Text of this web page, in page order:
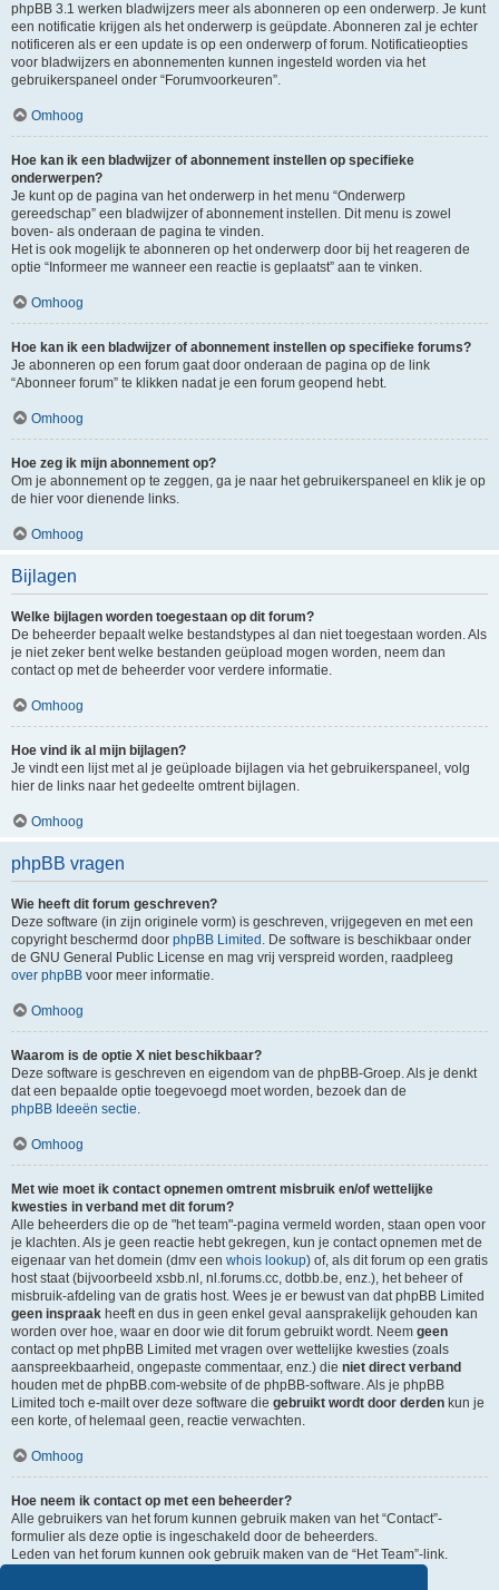
phpBB 3.1 werken bladwijzers meer als abonneren op een onderwerp. Je kunt
een notificatie krijgen als het onderwerp is geüpdate. Abonneren zal je echter
notificeren als er een update is op een onderwerp of forum. Notificatieopties
voor bladwijzers en abonnementen kunnen ingesteld worden via het
gebruikerspaneel onder “Forumvoorkeuren”.
Omhoog
Hoe kan ik een bladwijzer of abonnement instellen op specifieke
onderwerpen?
Je kunt op de pagina van het onderwerp in het menu “Onderwerp
gereedschap” een bladwijzer of abonnement instellen. Dit menu is zowel
boven- als onderaan de pagina te vinden.
Het is ook mogelijk te abonneren op het onderwerp door bij het reageren de
optie “Informeer me wanneer een reactie is geplaatst” aan te vinken.
Omhoog
Hoe kan ik een bladwijzer of abonnement instellen op specifieke forums?
Je abonneren op een forum gaat door onderaan de pagina op de link
“Abonneer forum” te klikken nadat je een forum geopend hebt.
Omhoog
Hoe zeg ik mijn abonnement op?
Om je abonnement op te zeggen, ga je naar het gebruikerspaneel en klik je op
de hier voor dienende links.
Omhoog
Bijlagen
Welke bijlagen worden toegestaan op dit forum?
De beheerder bepaalt welke bestandstypes al dan niet toegestaan worden. Als
je niet zeker bent welke bestanden geüpload mogen worden, neem dan
contact op met de beheerder voor verdere informatie.
Omhoog
Hoe vind ik al mijn bijlagen?
Je vindt een lijst met al je geüploade bijlagen via het gebruikerspaneel, volg
hier de links naar het gedeelte omtrent bijlagen.
Omhoog
phpBB vragen
Wie heeft dit forum geschreven?
Deze software (in zijn originele vorm) is geschreven, vrijgegeven en met een
copyright beschermd door phpBB Limited . De software is beschikbaar onder
de GNU General Public License en mag vrij verspreid worden, raadpleeg
over phpBB voor meer informatie.
Omhoog
Waarom is de optie X niet beschikbaar?
Deze software is geschreven en eigendom van de phpBB-Groep. Als je denkt
dat een bepaalde optie toegevoegd moet worden, bezoek dan de
phpBB Ideeën sectie.
Omhoog
Met wie moet ik contact opnemen omtrent misbruik en/of wettelijke
kwesties in verband met dit forum?
Alle beheerders die op de "het team"-pagina vermeld worden, staan open voor
je klachten. Als je geen reactie hebt gekregen, kun je contact opnemen met de
eigenaar van het domein (dmv een whois lookup) of, als dit forum op een gratis
host staat (bijvoorbeeld xsbb.nl, nl.forums.cc, dotbb.be, enz.), het beheer of
misbruik-afdeling van de gratis host. Wees je er bewust van dat phpBB Limited
geen inspraak heeft en dus in geen enkel geval aansprakelijk gehouden kan
worden over hoe, waar en door wie dit forum gebruikt wordt. Neem geen
contact op met phpBB Limited met vragen over wettelijke kwesties (zoals
aanspreekbaarheid, ongepaste commentaar, enz.) die niet direct verband
houden met de phpBB.com-website of de phpBB-software. Als je phpBB
Limited toch e-mailt over deze software die gebruikt wordt door derden kun je
een korte, of helemaal geen, reactie verwachten.
Omhoog
Hoe neem ik contact op met een beheerder?
Alle gebruikers van het forum kunnen gebruik maken van het “Contact”-
formulier als deze optie is ingeschakeld door de beheerders.
Leden van het forum kunnen ook gebruik maken van de “Het Team”-link.